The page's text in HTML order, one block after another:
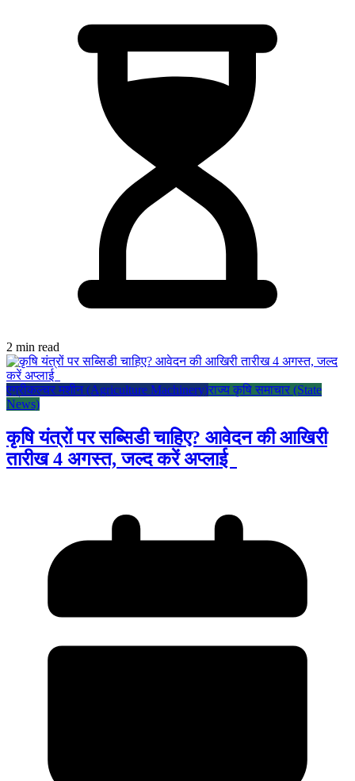
2 min read
एग्रीकल्चर मशीन (Agriculture Machinery)राज्य कृषि समाचार (State
News)
कृषि यंत्रों पर सब्सिडी चाहिए? आवेदन की आखिरी
तारीख 4 अगस्त, जल्द करें अप्लाई